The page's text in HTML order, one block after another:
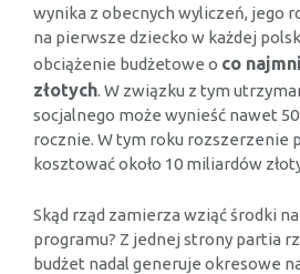
wynika z obecnych wyliczeń, jego
na pierwsze dziecko w każdej
obciążenie budżetowe o co
złotych. W związku z tym
socjalnego może wynieść nawet
rocznie. W tym roku rozszerzenie
kosztować około 10 miliardów
Skąd rząd zamierza wziąć środki
programu? Z jednej strony partia
budżet nadal generuje okresowe